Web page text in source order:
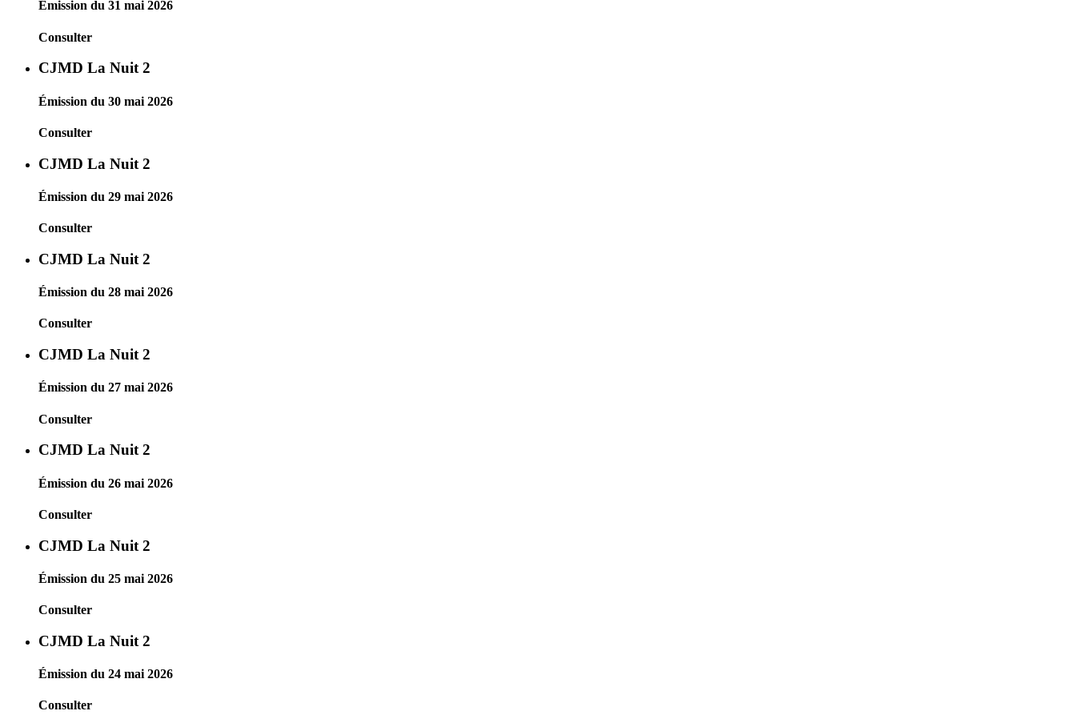
Émission du 31 mai 2026
Consulter
CJMD La Nuit 2
Émission du 30 mai 2026
Consulter
CJMD La Nuit 2
Émission du 29 mai 2026
Consulter
CJMD La Nuit 2
Émission du 28 mai 2026
Consulter
CJMD La Nuit 2
Émission du 27 mai 2026
Consulter
CJMD La Nuit 2
Émission du 26 mai 2026
Consulter
CJMD La Nuit 2
Émission du 25 mai 2026
Consulter
CJMD La Nuit 2
Émission du 24 mai 2026
Consulter